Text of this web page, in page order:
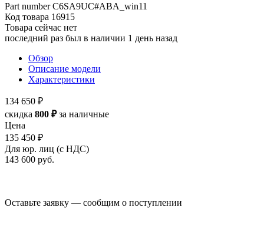
Part number C6SA9UC#ABA_win11
Код товара 16915
Товара сейчас нет
последний раз был в наличии 1 день назад
Обзор
Описание модели
Характеристики
134 650 ₽
скидка 800 ₽за наличные
Цена
135 450 ₽
Для юр. лиц (с НДС)
143 600 руб.
Оставьте заявку — сообщим о поступлении